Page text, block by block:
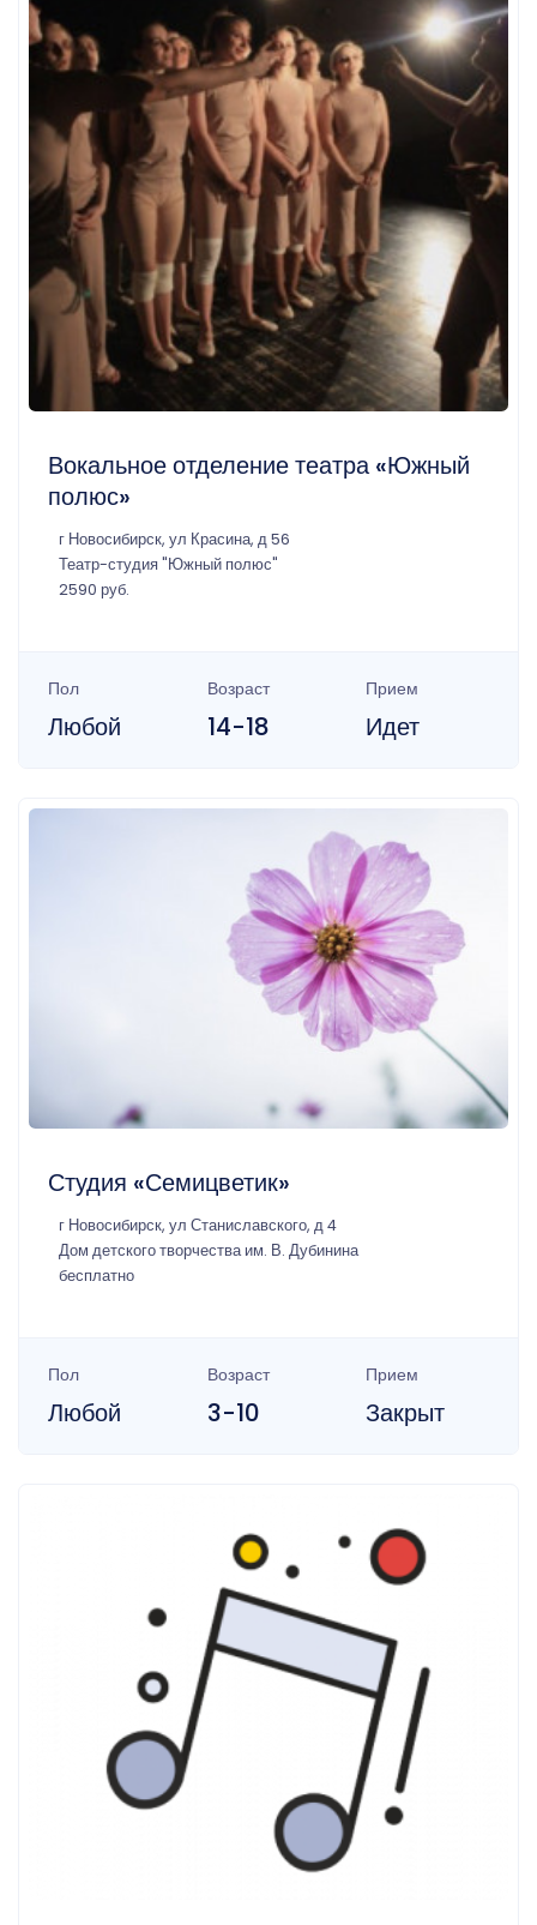
Вокальное отделение театра «Южный
полюс»
г Новосибирск, ул Красина, д 56
Театр-студия "Южный полюс"
2590 руб.
Пол
Любой
Возраст
14-18
Прием
Идет
Студия «Семицветик»
г Новосибирск, ул Станиславского, д 4
Дом детского творчества им. В. Дубинина
бесплатно
Пол
Любой
Возраст
3-10
Прием
Закрыт